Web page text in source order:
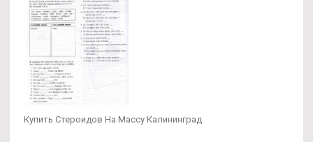
Купить Стероидов На Массу Калининград